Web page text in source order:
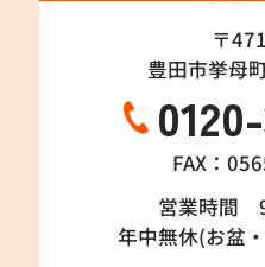
〒
豊田市挙母
FAX：
営業時間
年中無休(お盆